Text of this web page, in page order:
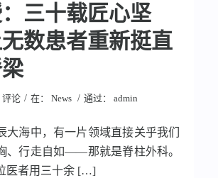
三十载匠心坚
数患者重新挺直
评论 / 在： News / 通过： admin
大海中，有一片领域直接关乎我们
、行走自如——那就是脊柱外科。
医者用三十余 […]